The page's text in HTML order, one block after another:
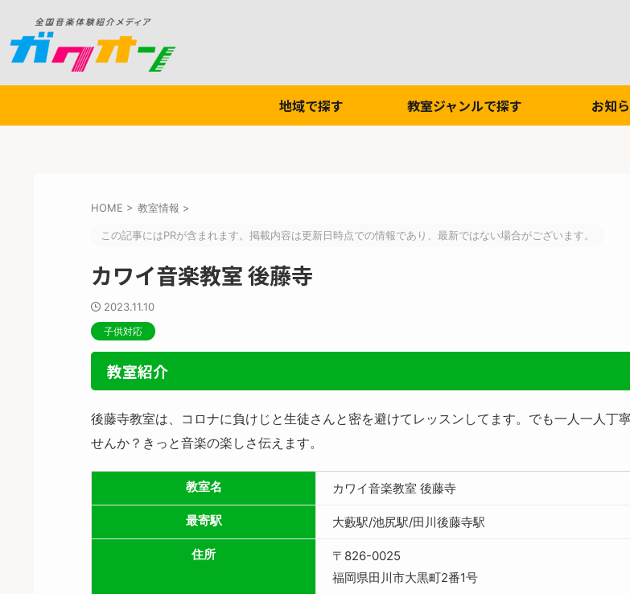
地域で探す 教室ジャンルで探す お知
HOME > 教室情報 >
この記事にはPRが含まれます。掲載内容は更新日時点での情報であり、最新ではない場合がございます。
カワイ音楽教室 後藤寺
2023.11.10
子供対応
教室紹介
後藤寺教室は、コロナに負けじと生徒さんと密を避けてレッスンしてます。でも一人一人丁
せんか？きっと音楽の楽しさ伝えます。
教室名 カワイ音楽教室 後藤寺
最寄駅 大藪駅/池尻駅/田川後藤寺駅
住所
〒826-0025
福岡県田川市大黒町2番1号